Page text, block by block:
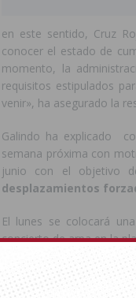
en este sentido, Cruz
conocer el estado de
momento, la
requisitos estipulados
venir», ha asegurado la
Galindo ha explicado
semana próxima con
junio con el objetivo
desplazamientos
El lunes se colocará
concierto de arpa en la
Por otra parte, el acto
Auditorio de La Lonja,